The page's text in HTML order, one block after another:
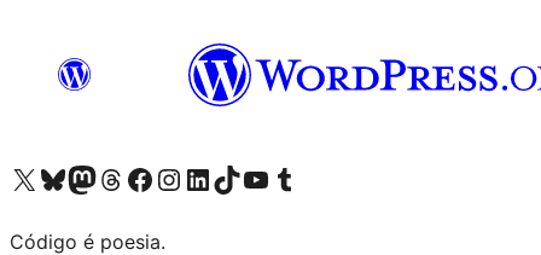
Acessar nossa conta do X (antigo Twitter)
Acessar nossa conta do Bluesky
Acessar nossa conta do Mastodon
Acessar nossa conta do Threads
Acessar nossa página do Facebook
Acessar nossa conta do Instagram
Acessar nossa conta do LinkedIn
Acessar nossa conta do TikTok
Acessar nosso canal do YouTube
Acessar nossa conta no Tumblr
Código é poesia.